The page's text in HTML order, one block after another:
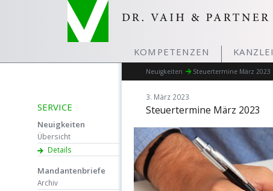
KOMPETENZEN KANZLEI
Neuigkeiten Steuertermine März 2023
SERVICE
Neuigkeiten
Übersicht
Details
Mandantenbriefe
Archiv
3. März 2023
Steuertermine März 2023